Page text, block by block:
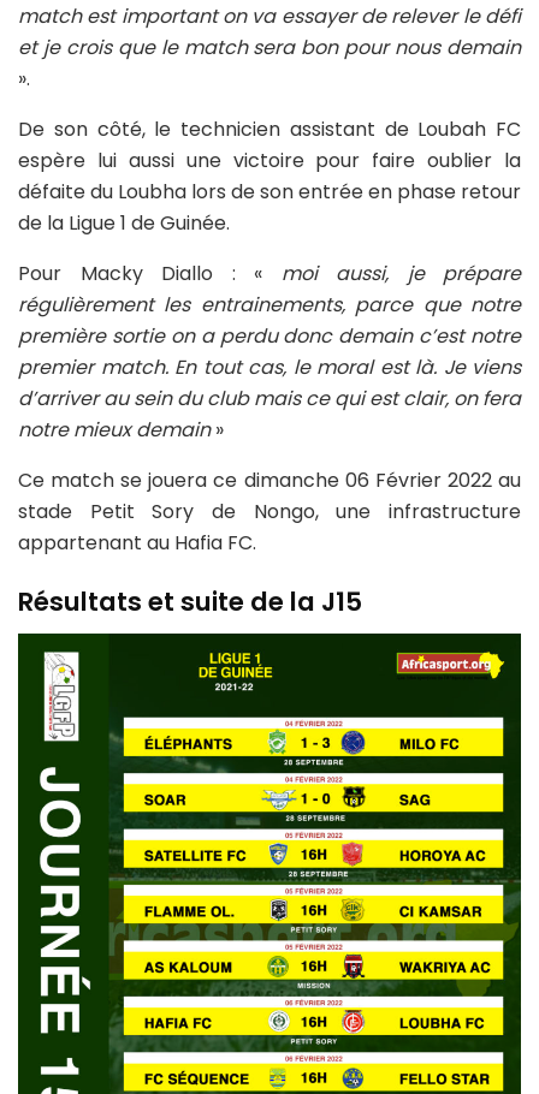
match est important on va essayer de relever le défi
et je crois que le match sera bon pour nous demain
».
De son côté, le technicien assistant de Loubah FC
espère lui aussi une victoire pour faire oublier la
défaite du Loubha lors de son entrée en phase retour
de la Ligue 1 de Guinée.
Pour Macky Diallo : « moi aussi, je prépare
régulièrement les entrainements, parce que notre
première sortie on a perdu donc demain c’est notre
premier match. En tout cas, le moral est là. Je viens
d’arriver au sein du club mais ce qui est clair, on fera
notre mieux demain»
Ce match se jouera ce dimanche 06 Février 2022 au
stade Petit Sory de Nongo, une infrastructure
appartenant au Hafia FC.
Résultats et suite de la J15